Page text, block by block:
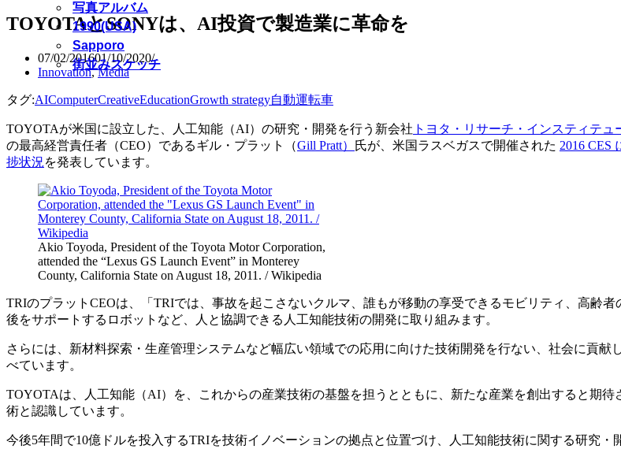
写真アルバム
1990(USA)
Sapporo
街並みスケッチ
TOYOTAとSONYは、AI投資で製造業に革命を
07/02/201601/10/2020
Innovation,Media
タグ:AIComputerCreativeEducationGrowth strategy自動運転車
TOYOTAが米国に設立した、人工知能（AI）の研究・開発を行う新会社 トヨタ・リサーチ・インスティテュ
の最高経営責任者（CEO）であるギル・プラット（Gill Pratt） 氏が、米国ラスベガスで開催された 2016 CES
捗状況を発表しています。
Akio Toyoda, President of the Toyota Motor Corporation,
attended the “Lexus GS Launch Event” in Monterey
County, California State on August 18, 2011. / Wikipedia
TRIのプラットCEOは、「TRIでは、事故を起こさないクルマ、誰もが移動の享受できるモビリティ、高齢者
後をサポートするロボットなど、人と協調できる人工知能技術の開発に取り組みます。
さらには、新材料探索・生産管理システムなど幅広い領域での応用に向けた技術開発を行ない、社会に貢献
べています。
TOYOTAは、人工知能（AI）を、これからの産業技術の基盤を担うとともに、新たな産業を創出すると期待
術と認識しています。
今後5年間で10億ドルを投入するTRIを技術イノベーションの拠点と位置づけ、人工知能技術に関する研究・